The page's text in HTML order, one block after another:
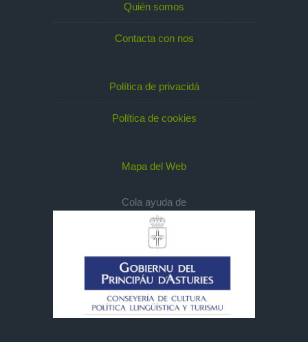
Quién somos
Contacta con nos
Política de privacidá
Política de cookies
Mapa del Web
Cola ayuda de